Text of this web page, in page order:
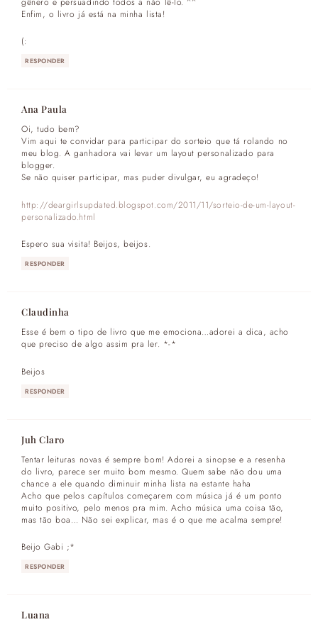
Enfim, o livro já está na minha lista!
(:
RESPONDER
Ana Paula
Oi, tudo bem?
Vim aqui te convidar para participar do sorteio que tá rolando no
meu blog. A ganhadora vai levar um layout personalizado para
blogger.
Se não quiser participar, mas puder divulgar, eu agradeço!
http://deargirlsupdated.blogspot.com/2011/11/sorteio-de-um-layout-
personalizado.html
Espero sua visita! Beijos, beijos.
RESPONDER
Claudinha
Esse é bem o tipo de livro que me emociona…adorei a dica, acho
que preciso de algo assim pra ler. *-*
Beijos
RESPONDER
Juh Claro
Tentar leituras novas é sempre bom! Adorei a sinopse e a resenha
do livro, parece ser muito bom mesmo. Quem sabe não dou uma
chance a ele quando diminuir minha lista na estante haha
Acho que pelos capítulos começarem com música já é um ponto
muito positivo, pelo menos pra mim. Acho música uma coisa tão,
mas tão boa… Não sei explicar, mas é o que me acalma sempre!
Beijo Gabi ;*
RESPONDER
Luana